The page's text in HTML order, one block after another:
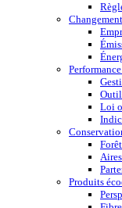
Loi
Produits